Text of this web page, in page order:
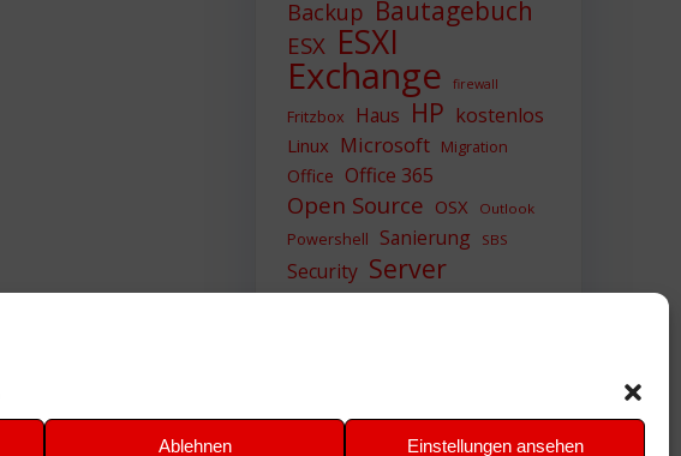
Ablehnen Einstellungen ansehen
Backup Bautagebuch
ESX ESXI
Exchange firewall
Fritzbox Haus HP kostenlos
Linux Microsoft Migration
Office Office 365
Open Source OSX Outlook
Powershell Sanierung SBS
Security Server
Sicherheit SIEM
VMWare VPN WAZUH